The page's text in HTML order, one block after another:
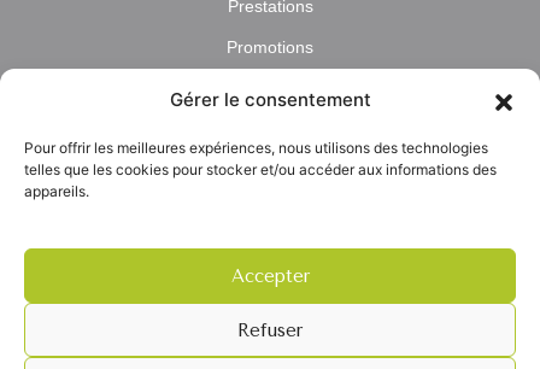
Gérer le consentement
Pour offrir les meilleures expériences, nous utilisons des technologies
telles que les cookies pour stocker et/ou accéder aux informations des
appareils.
Accepter
Refuser
Prestations
Promotions
Contact
PHARMACIE DES REMPARTS